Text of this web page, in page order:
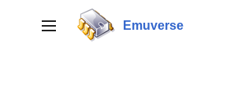
к
содержанию
Переключить боковую панель
Emuverse